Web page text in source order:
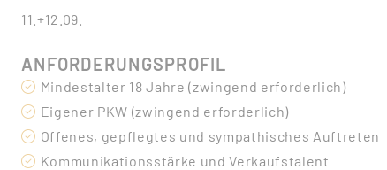
11.+12.09.
ANFORDERUNGSPROFIL
Mindestalter 18 Jahre (zwingend erforderlich)
Eigener PKW (zwingend erforderlich)
Offenes, gepflegtes und sympathisches Auftreten
Kommunikationsstärke und Verkaufstalent